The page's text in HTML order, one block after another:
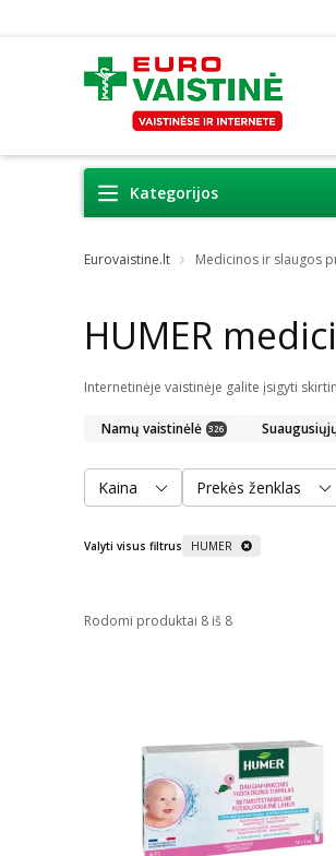
Kategorijos
Eurovaistine.lt Medicinos ir slaugos
HUMER
Namų vaistinėlė 326
Kaina Prekės ženklas
Valyti visus filtrus HUMER
Rodomi produktai 8 iš 8